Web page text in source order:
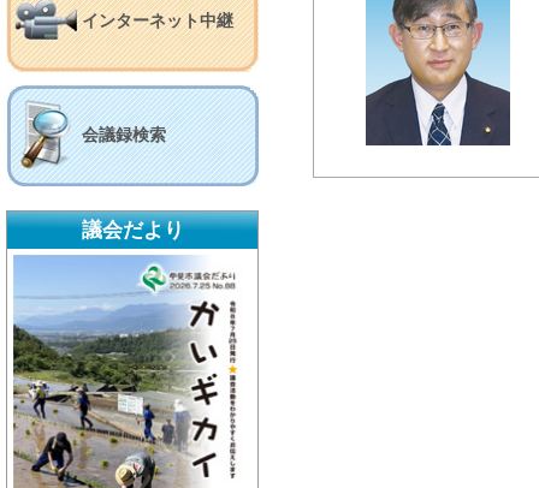
インターネット中継
会議録検索
議会だより